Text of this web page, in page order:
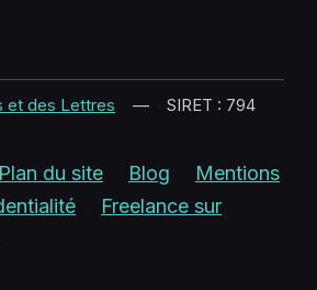
et des Lettres — SIRET : 794
Plan du site Blog
Mentions
Freelance sur